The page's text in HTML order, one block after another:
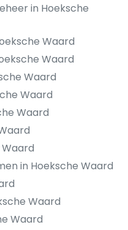
in Hoeksche
Waard
Waard
Waard
Waard
Waard
in Hoeksche Waard
Waard
Waard